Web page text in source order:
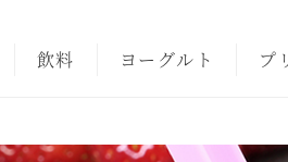
飲料 ヨーグルト プ